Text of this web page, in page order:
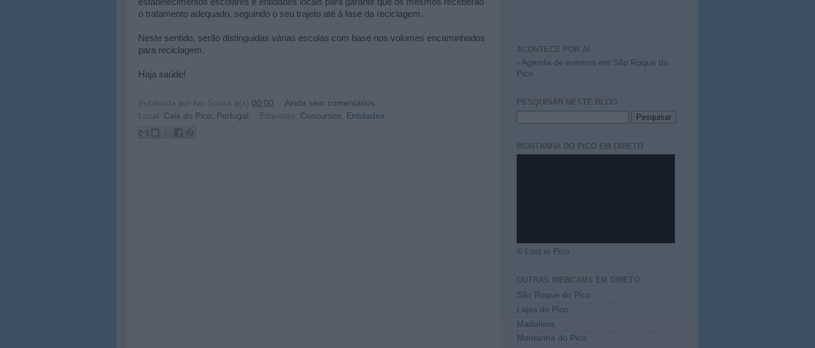
o tratamento adequado, seguindo o seu trajeto até à fase da reciclagem.
Neste sentido, serão distinguidas várias escolas com base nos volumes encaminhados
para reciclagem.
Haja saúde!
Publicada por Ivo Sousa à(s) 00:00
Ainda sem comentários
Local: Cais do Pico, Portugal Etiquetas: Concursos Entidades
ACONTECE POR AÍ
- Agenda de eventos em São Roque do
Pico
PESQUISAR NESTE BLOG
MONTANHA DO PICO EM DIRETO
© Lost in Pico
OUTRAS WEBCAMS EM DIRETO
São Roque do Pico
Lajes do Pico
Madalena
Montanha do Pico